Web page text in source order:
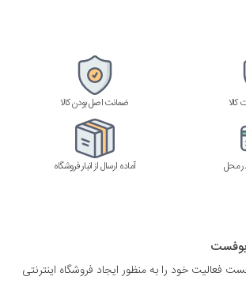
ضمانت اصل بودن کالا
محل آماده ارسال از انبار فروشگاه
فعالیت خود را به منظور ایجاد فروشگاه اینترنتی